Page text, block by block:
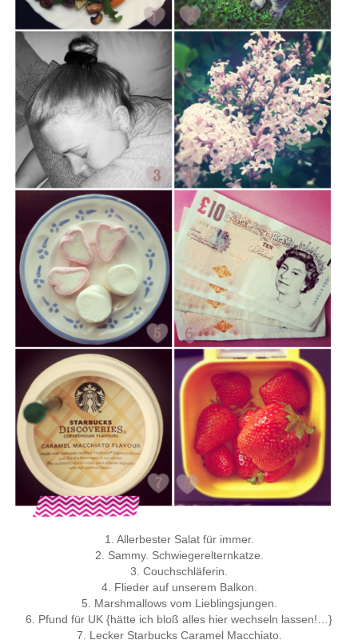
1. Allerbester Salat für immer.
2. Sammy. Schwiegerelternkatze.
3. Couchschläferin.
4. Flieder auf unserem Balkon.
5. Marshmallows vom Lieblingsjungen.
6. Pfund für UK {hätte ich bloß alles hier wechseln lassen!…}
7. Lecker Starbucks Caramel Macchiato.